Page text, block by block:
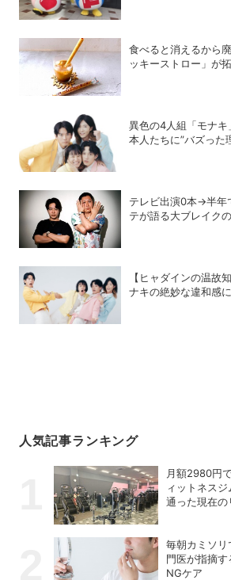
食べると消えるから
ッキーストロー」が
異色の4人組「モナキ
本人たちに”バズった
テレビ出演0本→半年
テが語る大ブレイク
【ヒャダインの温故
ナキの絶妙な違和感
人気記事ランキング
月額2980円
ィットネス
通った現在の
毎朝カミソ
門医が指摘
NGケア